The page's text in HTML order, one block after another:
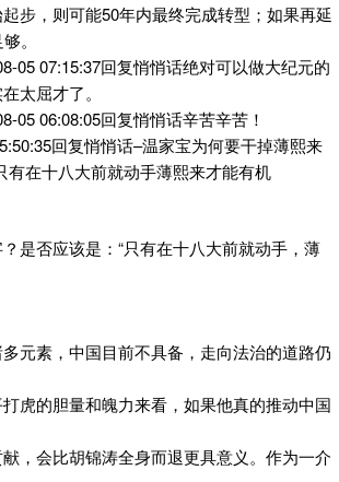
步，则可能50年内最终完成转型；如果再延
。
05 07:15:37回复悄悄话绝对可以做大纪元的
太屈才了。
05 06:08:05回复悄悄话辛苦辛苦！
回复悄悄话–温家宝为何要干掉薄熙来
有在十八大前就动手薄熙来才能有机
是否应该是：“只有在十八大前就动手，薄
元素，中国目前不具备，走向法治的道路仍
虎的胆量和魄力来看，如果他真的推动中国
，会比胡锦涛全身而退更具意义。作为一介